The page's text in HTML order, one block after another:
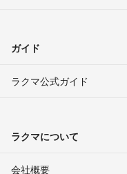
ガイド
ラクマ公式ガイド
ラクマについて
会社概要